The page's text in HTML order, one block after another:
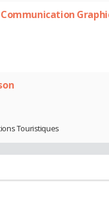
Communication
Touristiques